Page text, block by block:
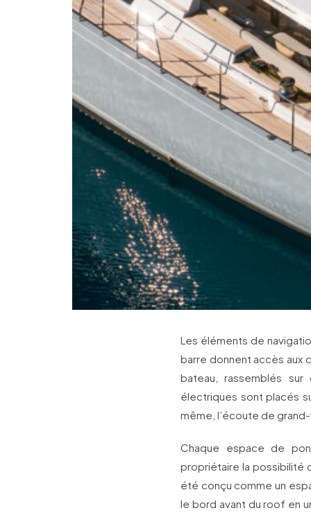
Les éléments de
barre donnent accès aux
bateau, rassemblés
électriques sont placés
même, l’écoute de
Chaque espace de
propriétaire la possibilité
été conçu comme un
le bord avant du roof en